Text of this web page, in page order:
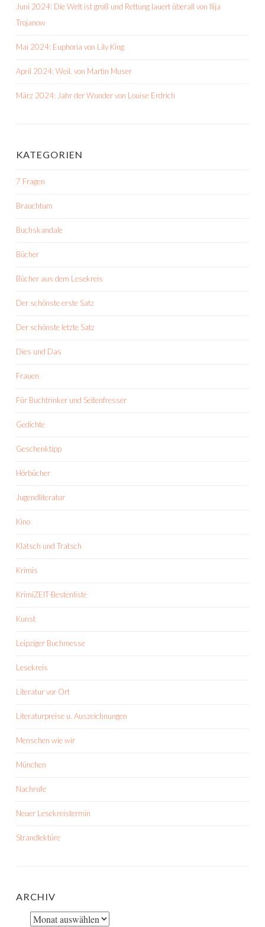
Juni 2024: Die Welt ist groß und Rettung lauert überall von Ilija
Trojanow
Mai 2024: Euphoria von Lily King
April 2024: Weil. von Martin Muser
März 2024: Jahr der Wunder von Louise Erdrich
KATEGORIEN
7 Fragen
Brauchtum
Buchskandale
Bücher
Bücher aus dem Lesekreis
Der schönste erste Satz
Der schönste letzte Satz
Dies und Das
Frauen
Für Buchtrinker und Seitenfresser
Gedichte
Geschenktipp
Hörbücher
Jugendliteratur
Kino
Klatsch und Tratsch
Krimis
KrimiZEIT-Bestenliste
Kunst
Leipziger Buchmesse
Lesekreis
Literatur vor Ort
Literaturpreise u. Auszeichnungen
Menschen wie wir
München
Nachrufe
Neuer Lesekreistermin
Strandlektüre
ARCHIV
Archiv